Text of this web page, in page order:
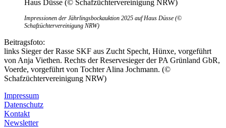
Impressionen der Jährlingsbockauktion 2025 auf Haus Düsse (©
Schafzüchtervereinigung NRW)
Beitragsfoto:
links Sieger der Rasse SKF aus Zucht Specht, Hünxe, vorgeführt
von Anja Viethen. Rechts der Reservesieger der PA Grünland GbR,
Voerde, vorgeführt von Tochter Alina Jochmann. (©
Schafzüchtervereinigung NRW)
Impressum
Datenschutz
Kontakt
Newsletter